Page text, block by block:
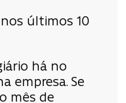
últimos 10
há no
empresa. Se
mês de